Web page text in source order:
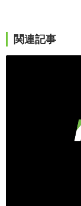
関連記事